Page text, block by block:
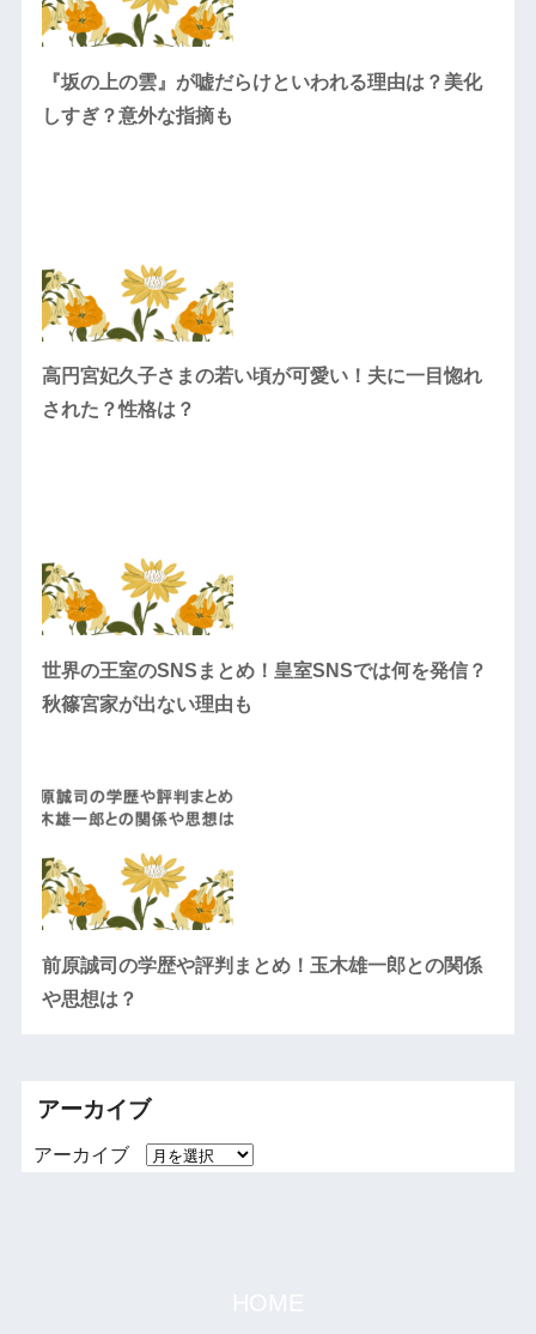
『坂の上の雲』が嘘だらけといわれる理由は？美化
しすぎ？意外な指摘も
高円宮妃久子さまの若い頃が可愛い！夫に一目惚れ
された？性格は？
世界の王室のSNSまとめ！皇室SNSでは何を発信？
秋篠宮家が出ない理由も
前原誠司の学歴や評判まとめ！玉木雄一郎との関係
や思想は？
アーカイブ
アーカイブ